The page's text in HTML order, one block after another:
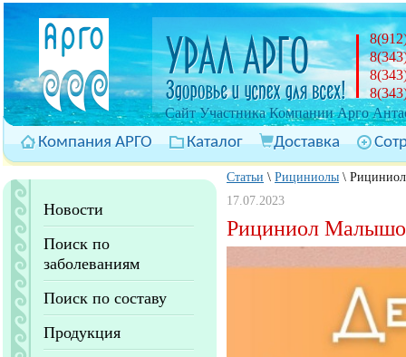
Cайт Участника Компании Арго
Компания АРГО Каталог Доставка
Новости
Поиск по
заболеваниям
Поиск по составу
Продукция
Статьи \ Рициниолы \
17.07.2023
Рициниол